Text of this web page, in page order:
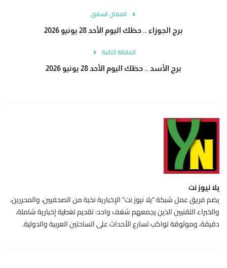
المقال السابق
برج الجوزاء .. حظك اليوم الأحد 28 يونيو 2026
المقالة التالية
برج الأسد .. حظك اليوم الأحد 28 يونيو 2026
يلا نيوز نت
يضم فريق عمل شبكة "يلا نيوز نت" الإخبارية نخبة من الصحفيين، والمحررين،
والخبراء التقنيين الذين يجمعهم شغف واحد: تقديم تغطية إخبارية شاملة،
دقيقة، وموثوقة تواكب تسارع الأحداث على الساحتين العربية والدولية.